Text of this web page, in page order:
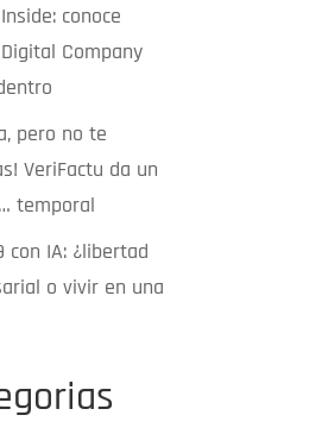
conoce
Company
pero no te
VeriFactu da un
temporal
con IA: ¿libertad
o vivir en una